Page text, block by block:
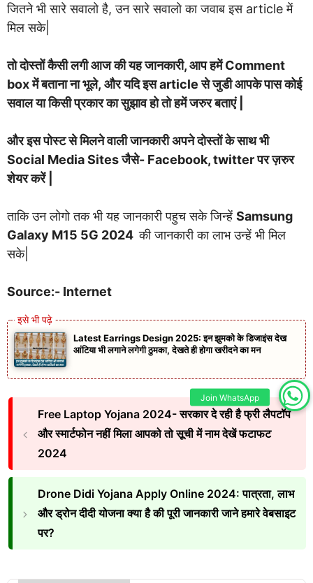
जितने भी सारे सवालो है, उन सारे सवालो का जवाब इस article में
मिल सके|
तो दोस्तों कैसी लगी आज की यह जानकारी, आप हमें Comment
box में बताना ना भूले, और यदि इस article से जुडी आपके पास कोई
सवाल या किसी प्रकार का सुझाव हो तो हमें जरुर बताएं |
और इस पोस्ट से मिलने वाली जानकारी अपने दोस्तों के साथ भी
Social Media Sites जैसे- Facebook, twitter पर ज़रुर
शेयर करें |
ताकि उन लोगो तक भी यह जानकारी पहुच सके जिन्हें Samsung
Galaxy M15 5G 2024की जानकारी का लाभ उन्हें भी मिल
सके|
Source:- Internet
Latest Earrings Design 2025: इन झुमको के डिजाइंस देख
आंटिया भी लगाने लगेगी ठुमका, देखते ही होगा खरीदने का मन
Free Laptop Yojana 2024- सरकार दे रही है फ्री लैपटॉप
और स्मार्टफोन नहीं मिला आपको तो सूची में नाम देखें फटाफट
2024
Drone Didi Yojana Apply Online 2024: पात्रता, लाभ
और ड्रोन दीदी योजना क्या है की पूरी जानकारी जाने हमारे वेबसाइट
पर?
Join WhatsApp